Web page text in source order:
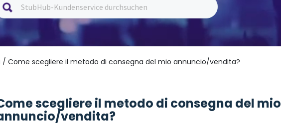
/ Come scegliere il metodo di consegna del mio annuncio/vendita?
scegliere il metodo di consegna del mio
vendita?